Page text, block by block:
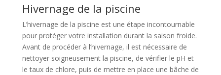
Hivernage de la piscine
L’hivernage de la piscine est une étape incontournable
pour protéger votre installation durant la saison froide.
Avant de procéder à l’hivernage, il est nécessaire de
nettoyer soigneusement la piscine, de vérifier le pH et
le taux de chlore, puis de mettre en place une bâche de